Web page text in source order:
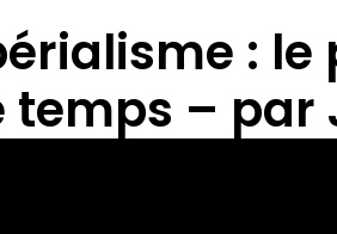
:
temps – par